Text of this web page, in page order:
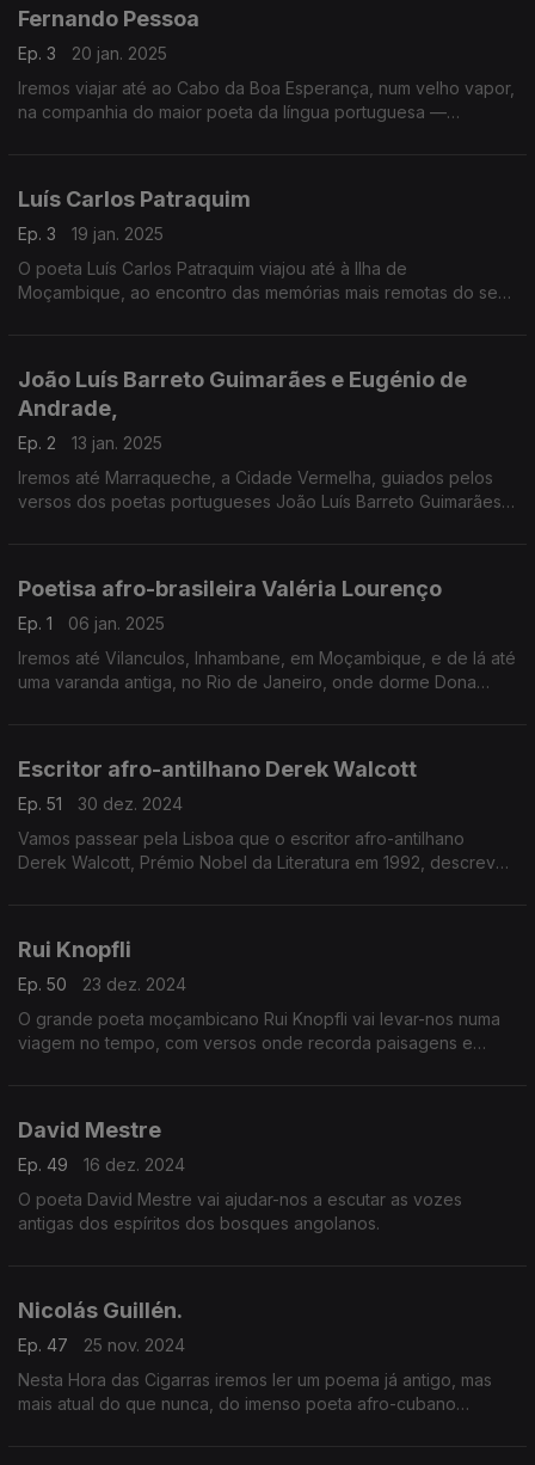
Fernando Pessoa
Ep. 3
20 jan. 2025
Iremos viajar até ao Cabo da Boa Esperança, num velho vapor,
na companhia do maior poeta da língua portuguesa —
Luís Carlos Patraquim
Ep. 3
19 jan. 2025
O poeta Luís Carlos Patraquim viajou até à Ilha de
Moçambique, ao encontro das memórias mais remotas do seu
João Luís Barreto Guimarães e Eugénio de
Andrade,
Ep. 2
13 jan. 2025
Iremos até Marraqueche, a Cidade Vermelha, guiados pelos
versos dos poetas portugueses João Luís Barreto Guimarães e
Poetisa afro-brasileira Valéria Lourenço
Ep. 1
06 jan. 2025
Iremos até Vilanculos, Inhambane, em Moçambique, e de lá até
uma varanda antiga, no Rio de Janeiro, onde dorme Dona
Escritor afro-antilhano Derek Walcott
Ep. 51
30 dez. 2024
Vamos passear pela Lisboa que o escritor afro-antilhano
Derek Walcott, Prémio Nobel da Literatura em 1992, descreve
Rui Knopfli
Ep. 50
23 dez. 2024
O grande poeta moçambicano Rui Knopfli vai levar-nos numa
viagem no tempo, com versos onde recorda paisagens e
David Mestre
Ep. 49
16 dez. 2024
O poeta David Mestre vai ajudar-nos a escutar as vozes
antigas dos espíritos dos bosques angolanos.
Nicolás Guillén.
Ep. 47
25 nov. 2024
Nesta Hora das Cigarras iremos ler um poema já antigo, mas
mais atual do que nunca, do imenso poeta afro-cubano